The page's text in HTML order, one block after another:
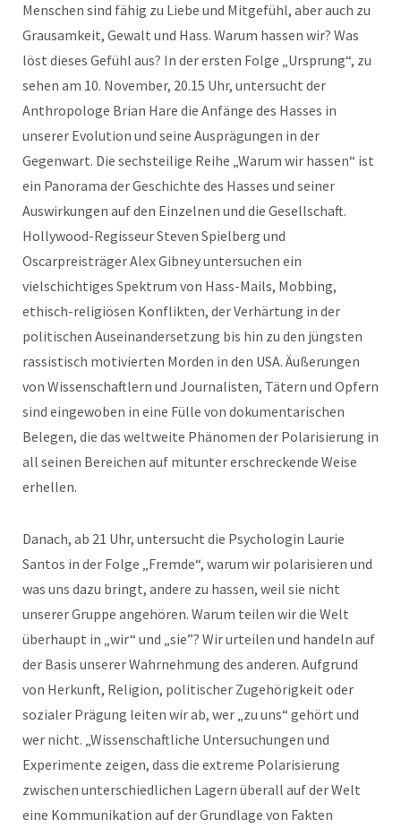
Menschen sind fähig zu Liebe und Mitgefühl, aber auch zu
Grausamkeit, Gewalt und Hass. Warum hassen wir? Was
löst dieses Gefühl aus? In der ersten Folge „Ursprung“, zu
sehen am 10. November, 20.15 Uhr, untersucht der
Anthropologe Brian Hare die Anfänge des Hasses in
unserer Evolution und seine Ausprägungen in der
Gegenwart. Die sechsteilige Reihe „Warum wir hassen“ ist
ein Panorama der Geschichte des Hasses und seiner
Auswirkungen auf den Einzelnen und die Gesellschaft.
Hollywood-Regisseur Steven Spielberg und
Oscarpreisträger Alex Gibney untersuchen ein
vielschichtiges Spektrum von Hass-Mails, Mobbing,
ethisch-religiösen Konflikten, der Verhärtung in der
politischen Auseinandersetzung bis hin zu den jüngsten
rassistisch motivierten Morden in den USA. Äußerungen
von Wissenschaftlern und Journalisten, Tätern und Opfern
sind eingewoben in eine Fülle von dokumentarischen
Belegen, die das weltweite Phänomen der Polarisierung in
all seinen Bereichen auf mitunter erschreckende Weise
erhellen.
Danach, ab 21 Uhr, untersucht die Psychologin Laurie
Santos in der Folge „Fremde“, warum wir polarisieren und
was uns dazu bringt, andere zu hassen, weil sie nicht
unserer Gruppe angehören. Warum teilen wir die Welt
überhaupt in „wir“ und „sie”? Wir urteilen und handeln auf
der Basis unserer Wahrnehmung des anderen. Aufgrund
von Herkunft, Religion, politischer Zugehörigkeit oder
sozialer Prägung leiten wir ab, wer „zu uns“ gehört und
wer nicht. „Wissenschaftliche Untersuchungen und
Experimente zeigen, dass die extreme Polarisierung
zwischen unterschiedlichen Lagern überall auf der Welt
eine Kommunikation auf der Grundlage von Fakten